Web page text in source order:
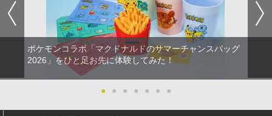
ポケモンコラボ「マクドナルドのサマーチャンスバッグ
2026」をひと足お先に体験してみた！
● ● ● ● ● ● ●